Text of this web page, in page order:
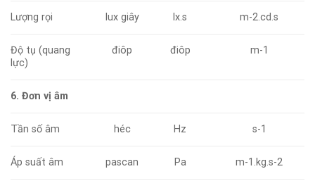
Lượng rọi lux giây lx.s m-2.cd.s
Độ tụ (quang
lực)
điôp điôp m-1
6. Đơn vị âm
Tần số âm héc Hz s-1
Áp suất âm pascan Pa m-1.kg.s-2